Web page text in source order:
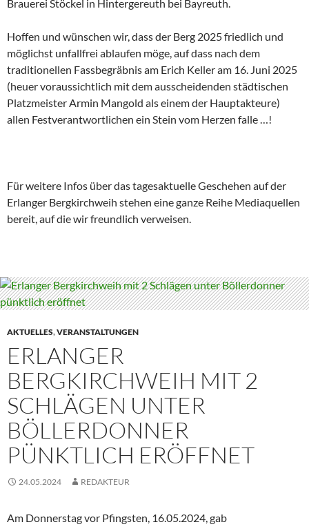
Brauerei Stöckel in Hintergereuth bei Bayreuth.
Hoffen und wünschen wir, dass der Berg 2025 friedlich und
möglichst unfallfrei ablaufen möge, auf dass nach dem
traditionellen Fassbegräbnis am Erich Keller am 16. Juni 2025
(heuer voraussichtlich mit dem ausscheidenden städtischen
Platzmeister Armin Mangold als einem der Hauptakteure)
allen Festverantwortlichen ein Stein vom Herzen falle …!
Für weitere Infos über das tagesaktuelle Geschehen auf der
Erlanger Bergkirchweih stehen eine ganze Reihe Mediaquellen
bereit, auf die wir freundlich verweisen.
AKTUELLES,VERANSTALTUNGEN
ERLANGER
BERGKIRCHWEIH MIT 2
SCHLÄGEN UNTER
BÖLLERDONNER
PÜNKTLICH ERÖFFNET
24.05.2024 REDAKTEUR
Am Donnerstag vor Pfingsten, 16.05.2024, gab